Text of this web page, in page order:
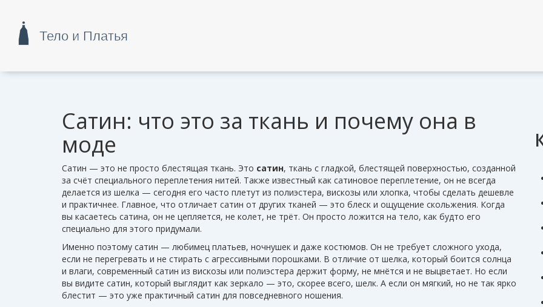
Сатин: что это за ткань и почему она в
моде
Сатин — это не просто блестящая ткань. Это сатин, ткань с гладкой, блестящей поверхностью, созданной
за счёт специального переплетения нитей. Также известный как сатиновое переплетение, он не всегда
делается из шелка — сегодня его часто плетут из полиэстера, вискозы или хлопка, чтобы сделать дешевле
и практичнее. Главное, что отличает сатин от других тканей — это блеск и ощущение скольжения. Когда
вы касаетесь сатина, он не цепляется, не колет, не трёт. Он просто ложится на тело, как будто его
специально для этого придумали.
Именно поэтому сатин — любимец платьев, ночнушек и даже костюмов. Он не требует сложного ухода,
если не перегревать и не стирать с агрессивными порошками. В отличие от шелка, который боится солнца
и влаги, современный сатин из вискозы или полиэстера держит форму, не мнётся и не выцветает. Но если
вы видите сатин, который выглядит как зеркало — это, скорее всего, шелк. А если он мягкий, но не так ярко
блестит — это уже практичный сатин для повседневного ношения.